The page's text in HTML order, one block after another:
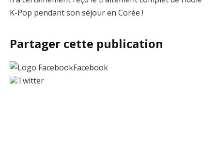
K-Pop pendant son séjour en Corée !
Partager cette publication
Facebook
Twitter